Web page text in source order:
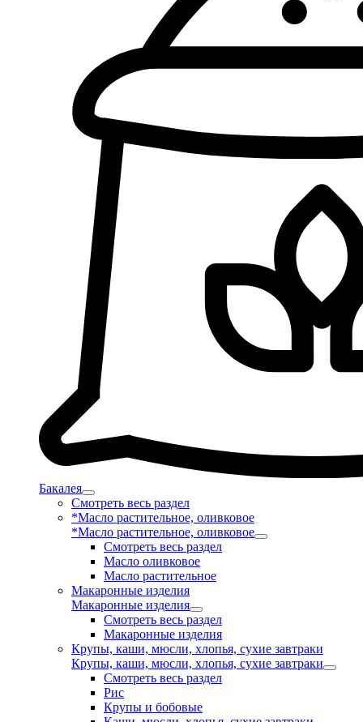
Бакалея
Смотреть весь раздел
*Масло растительное, оливковое
*Масло растительное, оливковое
Смотреть весь раздел
Масло оливковое
Масло растительное
Макаронные изделия
Макаронные изделия
Смотреть весь раздел
Макаронные изделия
Крупы, каши, мюсли, хлопья, сухие завтраки
Крупы, каши, мюсли, хлопья, сухие завтраки
Смотреть весь раздел
Рис
Крупы и бобовые